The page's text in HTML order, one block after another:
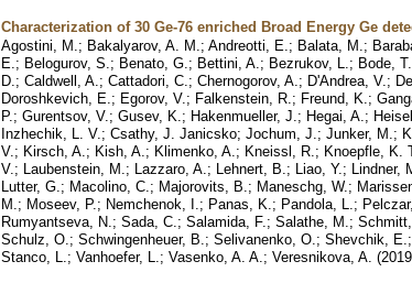
Characterization of 30 Ge-76 enriched Broad Energy Ge
Agostini, M. ; Bakalyarov, A. M. ; Andreotti, E. ; Balata, M. ;
E. ; Belogurov, S. ; Benato, G. ; Bettini, A. ; Bezrukov, L. ; Bode, T.
D. ; Caldwell, A. ; Cattadori, C. ; Chernogorov, A. ; D'Andrea, V. ;
Doroshkevich, E. ; Egorov, V. ; Falkenstein, R. ; Freund, K. ;
P. ; Gurentsov, V. ; Gusev, K. ; Hakenmueller, J. ; Hegai, A. ;
Inzhechik, L. V. ; Csathy, J. Janicsko; Jochum, J. ; Junker, M. ;
V. ; Kirsch, A. ; Kish, A. ; Klimenko, A. ; Kneissl, R. ; Knoepfle, K.
V. ; Laubenstein, M. ; Lazzaro, A. ; Lehnert, B. ; Liao, Y. ; Lindner,
Lutter, G. ; Macolino, C. ; Majorovits, B. ; Maneschg, W. ;
M. ; Moseev, P. ; Nemchenok, I. ; Panas, K. ; Pandola, L. ;
Rumyantseva, N. ; Sada, C. ; Salamida, F. ; Salathe, M. ; Schmitt,
Schulz, O. ; Schwingenheuer, B. ; Selivanenko, O. ; Shevchik, E. ;
Stanco, L. ; Vanhoefer, L. ; Vasenko, A. A. ; Veresnikova, A. (2019